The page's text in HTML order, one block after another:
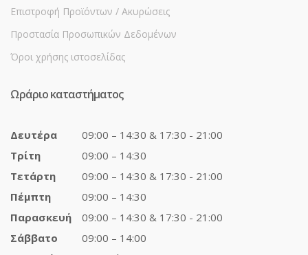
Επιστροφή Προϊόντων / Ακυρώσεις
Προστασία Προσωπικών Δεδομένων
Όροι χρήσης ιστοσελίδας
Ωράριο καταστήματος
Δευτέρα
09:00 – 14:30 & 17:30 - 21:00
Τρίτη
09:00 – 14:30
Τετάρτη
09:00 – 14:30 & 17:30 - 21:00
Πέμπτη
09:00 – 14:30
Παρασκευή
09:00 – 14:30 & 17:30 - 21:00
Σάββατο
09:00 – 14:00